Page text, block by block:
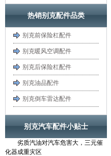
热销别克配件品类
别克前保险杠配件
别克暖风空调配件
别克后保险杠配件
别克油品配件
别克倒车雷达配件
别克汽车配件小贴士
劣质汽油对汽车危害大，三元催
化器成重灾区